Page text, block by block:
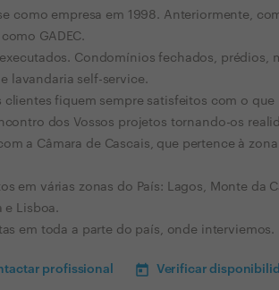
como empresa em 1998. Anteriormente,
GADEC.
Condomínios fechados, prédios,
lavandaria self-service.
clientes fiquem sempre satisfeitos com o que
dos Vossos projetos tornando-os
a Câmara de Cascais, que pertence à
em várias zonas do País: Lagos, Monte da
e Lisboa.
em toda a parte do país, onde interviemos.
profissional Verificar